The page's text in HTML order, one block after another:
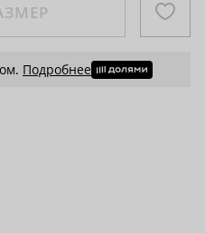
Подробнее